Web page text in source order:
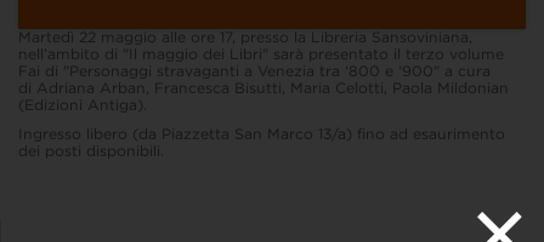
Martedì 22 maggio alle ore 17, presso la Libreria Sansoviniana,
nell’ambito di "Il maggio dei Libri" sarà presentato il terzo volume
Fai di "Personaggi stravaganti a Venezia tra ‘800 e ‘900" a cura
di Adriana Arban, Francesca Bisutti, Maria Celotti, Paola Mildonian
(Edizioni Antiga).
Ingresso libero (da Piazzetta San Marco 13/a) fino ad esaurimento
dei posti disponibili.